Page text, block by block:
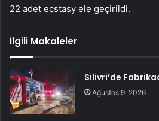
22 adet ecstasy ele geçirildi.
İlgili Makaleler
Silivri’de
Ağustos 9, 2026